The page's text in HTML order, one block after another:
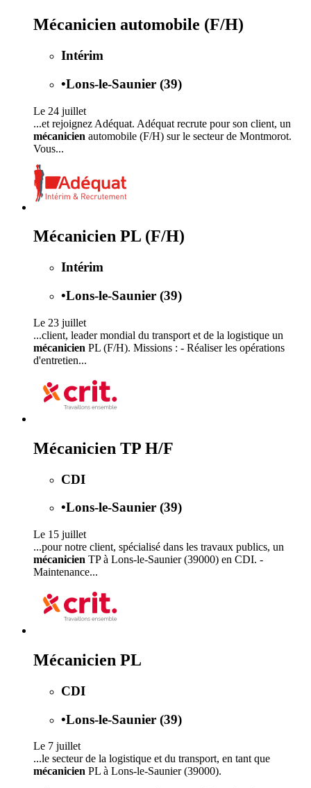
Mécanicien automobile (F/H)
Intérim
•Lons-le-Saunier (39)
Le 24 juillet
...et rejoignez Adéquat. Adéquat recrute pour son client, un
mécanicien automobile (F/H) sur le secteur de Montmorot.
Vous...
Mécanicien PL (F/H)
Intérim
•Lons-le-Saunier (39)
Le 23 juillet
...client, leader mondial du transport et de la logistique un
mécanicien PL (F/H). Missions : - Réaliser les opérations
d'entretien...
Mécanicien TP H/F
CDI
•Lons-le-Saunier (39)
Le 15 juillet
...pour notre client, spécialisé dans les travaux publics, un
mécanicien TP à Lons-le-Saunier (39000) en CDI. -
Maintenance...
Mécanicien PL
CDI
•Lons-le-Saunier (39)
Le 7 juillet
...le secteur de la logistique et du transport, en tant que
mécanicien PL à Lons-le-Saunier (39000).